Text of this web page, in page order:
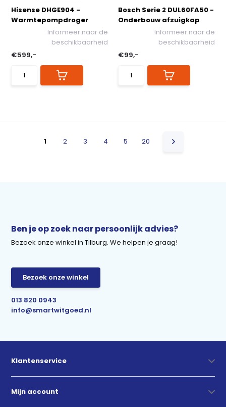
Hisense DHGE904 -
Warmtepompdroger
Informeer naar de
beschikbaarheid
€599,-
Bosch Serie 2 DUL60FA50 -
Onderbouw afzuigkap
Informeer naar de
beschikbaarheid
€99,-
1 2 3 4 5 20
Ben je op zoek naar persoonlijk advies?
Bezoek onze winkel in Tilburg. We helpen je graag!
Bezoek onze winkel
013 820 0943
info@smartwitgoed.nl
Klantenservice
Mijn account